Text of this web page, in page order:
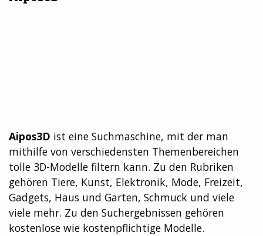
Aipos3D ist eine Suchmaschine, mit der man
mithilfe von verschiedensten Themenbereichen
tolle 3D-Modelle filtern kann. Zu den Rubriken
gehören Tiere, Kunst, Elektronik, Mode, Freizeit,
Gadgets, Haus und Garten, Schmuck und viele
viele mehr. Zu den Suchergebnissen gehören
kostenlose wie kostenpflichtige Modelle.